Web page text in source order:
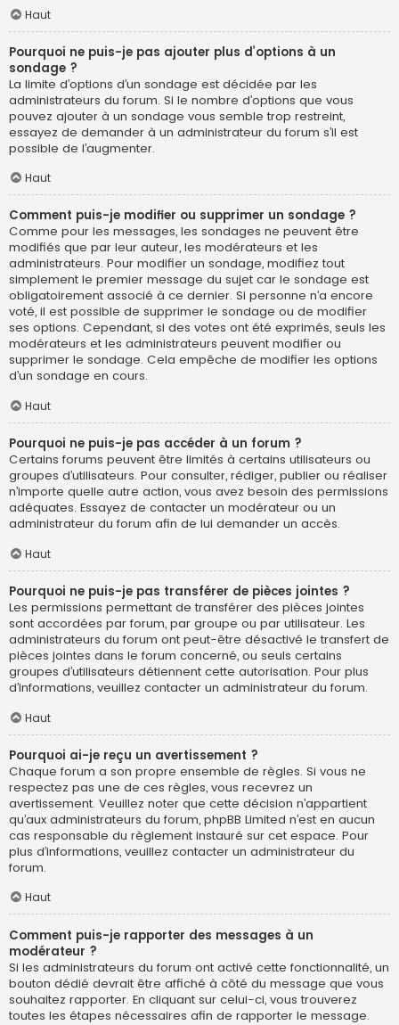
Haut
Pourquoi ne puis-je pas ajouter plus d’options à un
sondage ?
La limite d’options d’un sondage est décidée par les
administrateurs du forum. Si le nombre d’options que vous
pouvez ajouter à un sondage vous semble trop restreint,
essayez de demander à un administrateur du forum s’il est
possible de l’augmenter.
Haut
Comment puis-je modifier ou supprimer un sondage ?
Comme pour les messages, les sondages ne peuvent être
modifiés que par leur auteur, les modérateurs et les
administrateurs. Pour modifier un sondage, modifiez tout
simplement le premier message du sujet car le sondage est
obligatoirement associé à ce dernier. Si personne n’a encore
voté, il est possible de supprimer le sondage ou de modifier
ses options. Cependant, si des votes ont été exprimés, seuls les
modérateurs et les administrateurs peuvent modifier ou
supprimer le sondage. Cela empêche de modifier les options
d’un sondage en cours.
Haut
Pourquoi ne puis-je pas accéder à un forum ?
Certains forums peuvent être limités à certains utilisateurs ou
groupes d’utilisateurs. Pour consulter, rédiger, publier ou réaliser
n’importe quelle autre action, vous avez besoin des permissions
adéquates. Essayez de contacter un modérateur ou un
administrateur du forum afin de lui demander un accès.
Haut
Pourquoi ne puis-je pas transférer de pièces jointes ?
Les permissions permettant de transférer des pièces jointes
sont accordées par forum, par groupe ou par utilisateur. Les
administrateurs du forum ont peut-être désactivé le transfert de
pièces jointes dans le forum concerné, ou seuls certains
groupes d’utilisateurs détiennent cette autorisation. Pour plus
d’informations, veuillez contacter un administrateur du forum.
Haut
Pourquoi ai-je reçu un avertissement ?
Chaque forum a son propre ensemble de règles. Si vous ne
respectez pas une de ces règles, vous recevrez un
avertissement. Veuillez noter que cette décision n’appartient
qu’aux administrateurs du forum, phpBB Limited n’est en aucun
cas responsable du règlement instauré sur cet espace. Pour
plus d’informations, veuillez contacter un administrateur du
forum.
Haut
Comment puis-je rapporter des messages à un
modérateur ?
Si les administrateurs du forum ont activé cette fonctionnalité, un
bouton dédié devrait être affiché à côté du message que vous
souhaitez rapporter. En cliquant sur celui-ci, vous trouverez
toutes les étapes nécessaires afin de rapporter le message.